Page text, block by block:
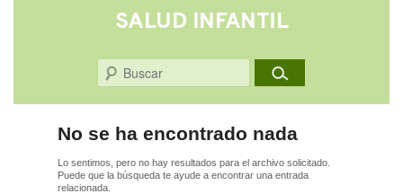
CÓMO FUNCIONA
CUADRO MÉDICO
CONSULTAS FRECUENTES
CONTACTO
SALUD INFANTIL
No se ha encontrado nada
Lo sentimos, pero no hay resultados para el archivo solicitado.
Puede que la búsqueda te ayude a encontrar una entrada
relacionada.